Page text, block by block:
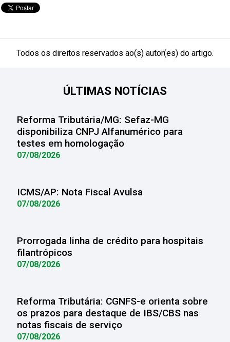
Todos os direitos reservados ao(s) autor(es) do artigo.
ÚLTIMAS NOTÍCIAS
Reforma Tributária/MG: Sefaz-MG
disponibiliza CNPJ Alfanumérico para
testes em homologação
07/08/2026
ICMS/AP: Nota Fiscal Avulsa
07/08/2026
Prorrogada linha de crédito para hospitais
filantrópicos
07/08/2026
Reforma Tributária: CGNFS-e orienta sobre
os prazos para destaque de IBS/CBS nas
notas fiscais de serviço
07/08/2026